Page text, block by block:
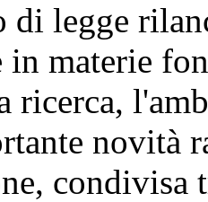
legge
in materie
ricerca,
novità
condivisa